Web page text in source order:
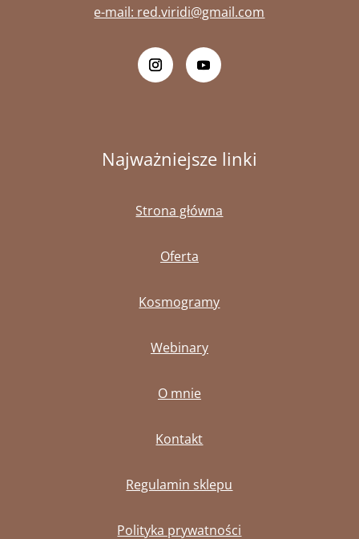
e-mail: red.viridi@gmail.com
Najważniejsze linki
Strona główna
Oferta
Kosmogramy
Webinary
O mnie
Kontakt
Regulamin sklepu
Polityka prywatności